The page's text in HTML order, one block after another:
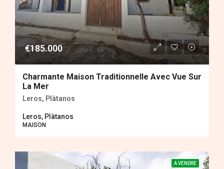
€185.000
Charmante Maison Traditionnelle Avec Vue Sur
La Mer
Leros, Plàtanos
Leros, Plàtanos
MAISON
A VENDRE